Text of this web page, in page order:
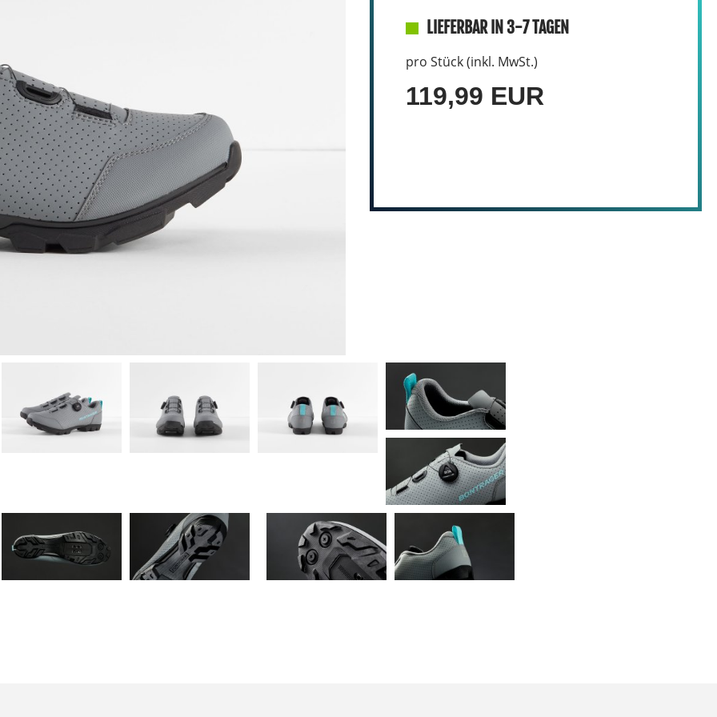
LIEFERBAR IN 3-7 TAGEN
pro Stück (inkl. MwSt.)
119,99 EUR